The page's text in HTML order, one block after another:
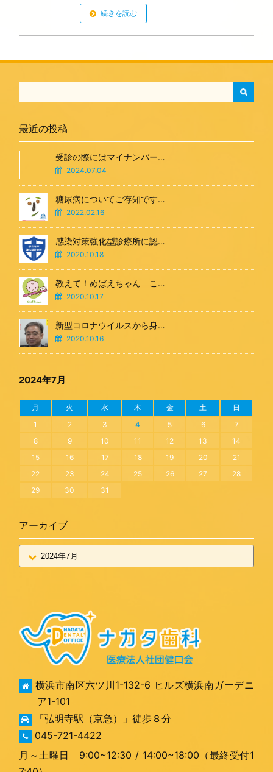
続きを読む
最近の投稿
受診の際にはマイナンバー…
2024.07.04
糖尿病についてご存知です…
2022.02.16
感染対策強化型診療所に認…
2020.10.18
教えて！めばえちゃん こ…
2020.10.17
新型コロナウイルスから身…
2020.10.16
2024年7月
月 火 水 木 金 土
日
1
2 3 4 5 6
7
8
9 10 11 12 13
14
15
16 17 18 19 20
21
22
23 24 25 26 27
28
29
30 31
アーカイブ
横浜市南区六ツ川1-132-6 ヒルズ横浜南ガーデニ
ア1-101
「弘明寺駅（京急）」徒歩８分
045-721-4422
月～土曜日 9:00~12:30 / 14:00~18:00（最終受付1